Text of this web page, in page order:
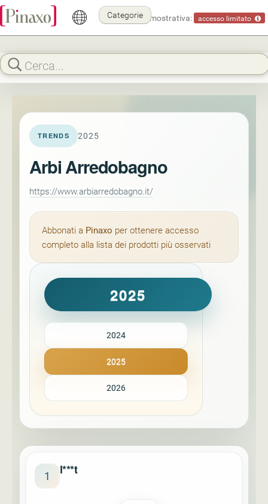
Modalità dimostrativa: accesso limitato
Categorie
TRENDS 2025
Arbi Arredobagno
https://www.arbiarredobagno.it/
Abbonati a Pinaxo per ottenere accesso
completo alla lista dei prodotti più osservati
2025
2024
2025
2026
1 l***t